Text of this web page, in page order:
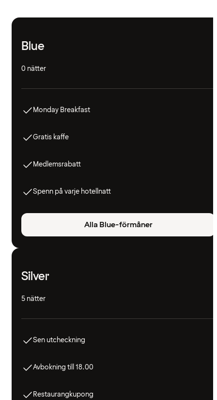
Blue
0 nätter
Monday Breakfast
Gratis kaffe
Medlemsrabatt
Spenn på varje hotellnatt
Alla Blue-förmåner
Silver
5 nätter
Sen utcheckning
Avbokning till 18.00
Restaurangkupong